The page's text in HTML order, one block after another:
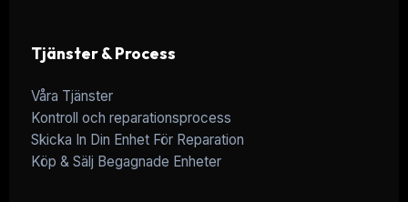
Tjänster & Process
Våra Tjänster
Kontroll och reparationsprocess
Skicka In Din Enhet För Reparation
Köp & Sälj Begagnade Enheter